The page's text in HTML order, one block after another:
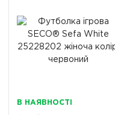
В НАЯВНОСТІ